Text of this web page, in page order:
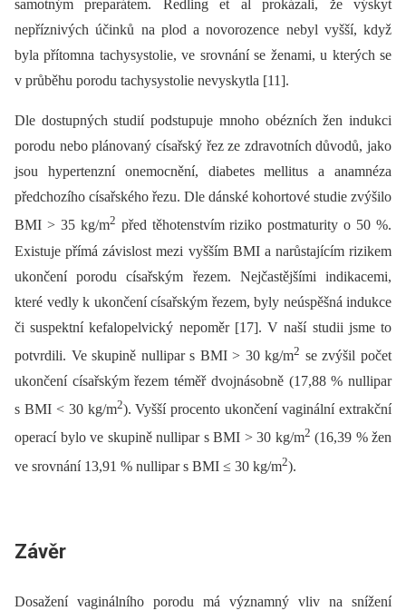
samotným preparátem. Redling et al prokázali, že výskyt
nepříznivých účinků na plod a novorozence nebyl vyšší, když
byla přítomna tachysystolie, ve srovnání se ženami, u kterých se
v průběhu porodu tachysystolie nevyskytla [11].
Dle dostupných studií podstupuje mnoho obézních žen indukci
porodu nebo plánovaný císařský řez ze zdravotních důvodů, jako
jsou hypertenzní onemocnění, diabetes mellitus a anamnéza
předchozího císařského řezu. Dle dánské kohortové studie zvýšilo
BMI > 35 kg/m2 před těhotenstvím riziko postmaturity o 50 %.
Existuje přímá závislost mezi vyšším BMI a narůstajícím rizikem
ukončení porodu císařským řezem. Nejčastějšími indikacemi,
které vedly k ukončení císařským řezem, byly neúspěšná indukce
či suspektní kefalopelvický nepoměr [17]. V naší studii jsme to
potvrdili. Ve skupině nullipar s BMI > 30 kg/m2 se zvýšil počet
ukončení císařským řezem téměř dvojnásobně (17,88 % nullipar
s BMI < 30 kg/m2). Vyšší procento ukončení vaginální extrakční
operací bylo ve skupině nullipar s BMI > 30 kg/m2 (16,39 % žen
ve srovnání 13,91 % nullipar s BMI ≤ 30 kg/m2).
Závěr
Dosažení vaginálního porodu má významný vliv na snížení